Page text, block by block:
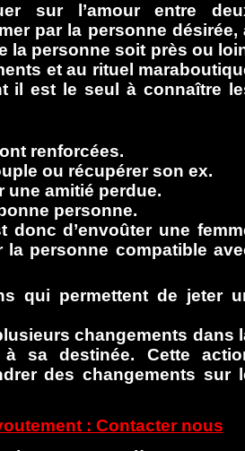
sur l’amour entre
par la personne désirée,
la personne soit près ou
et au rituel
il est le seul à connaître
renforcées.
ou récupérer son ex.
une amitié perdue.
personne.
donc d’envoûter une
la personne compatible
qui permettent de jeter
changements dans
sa destinée. Cette
des changements sur
: Contacter nous